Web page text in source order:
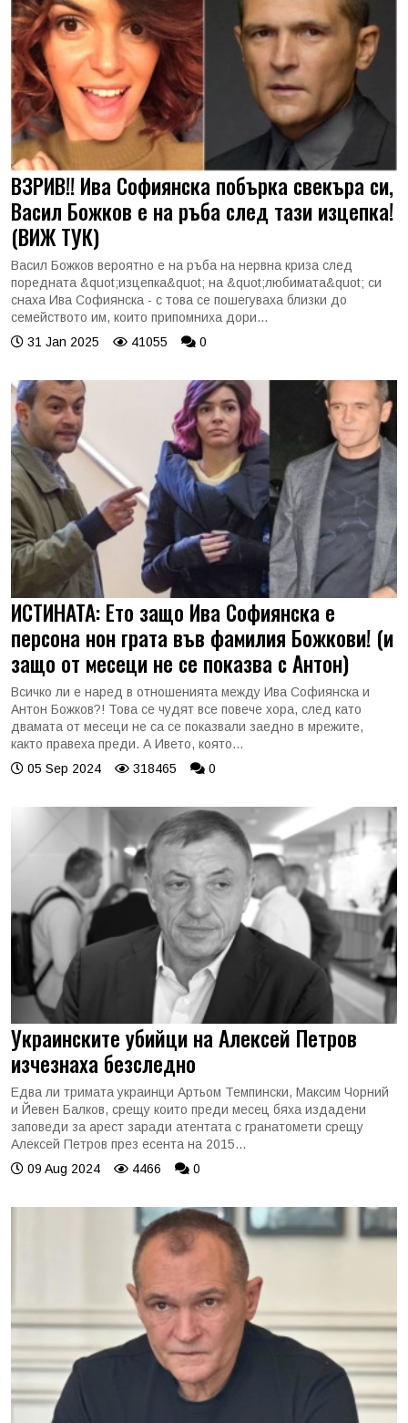
ВЗРИВ!! Ива Софиянска побърка свекъра си,
Васил Божков е на ръба след тази изцепка!
(ВИЖ ТУК)
Васил Божков вероятно е на ръба на нервна криза след
поредната &quot;изцепка&quot; на &quot;любимата&quot; си
снаха Ива Софиянска - с това се пошегуваха близки до
семейството им, които припомниха дори...
31 Jan 2025
41055 0
ИСТИНАТА: Ето защо Ива Софиянска е
персона нон грата във фамилия Божкови! (и
защо от месеци не се показва с Антон)
Всичко ли е наред в отношенията между Ива Софиянска и
Антон Божков?! Това се чудят все повече хора, след като
двамата от месеци не са се показвали заедно в мрежите,
както правеха преди. А Ивето, която...
05 Sep 2024
318465 0
Украинските убийци на Алексей Петров
изчезнаха безследно
Едва ли тримата украинци Артьом Темпински, Максим Чорний
и Йевен Балков, срещу които преди месец бяха издадени
заповеди за арест заради атентата с гранатомети срещу
Алексей Петров през есента на 2015...
09 Aug 2024
4466 0